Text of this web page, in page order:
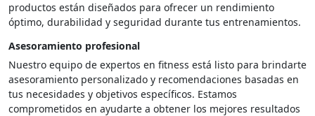
productos están diseñados para ofrecer un rendimiento
óptimo, durabilidad y seguridad durante tus entrenamientos.
Asesoramiento profesional
Nuestro equipo de expertos en fitness está listo para brindarte
asesoramiento personalizado y recomendaciones basadas en
tus necesidades y objetivos específicos. Estamos
comprometidos en ayudarte a obtener los mejores resultados